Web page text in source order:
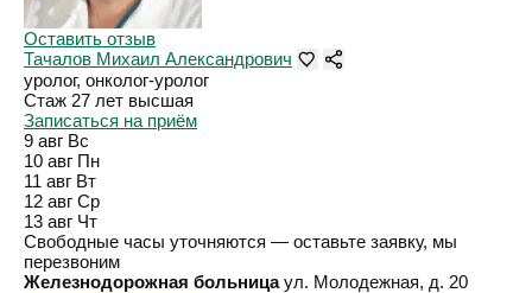
Оставить отзыв
Тачалов Михаил Александрович
уролог, онколог-уролог
Стаж 27 лет высшая
Записаться на приём
9 авг Вс
10 авг Пн
11 авг Вт
12 авг Ср
13 авг Чт
Свободные часы уточняются — оставьте заявку, мы
перезвоним
Железнодорожная больница ул. Молодежная, д. 20